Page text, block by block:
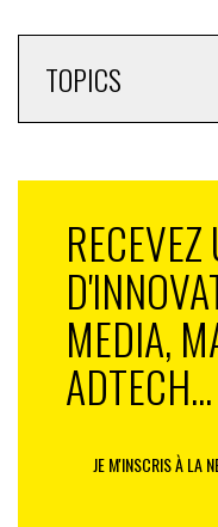
TOPICS
MEDIA,
JE M'INSCRIS À LA